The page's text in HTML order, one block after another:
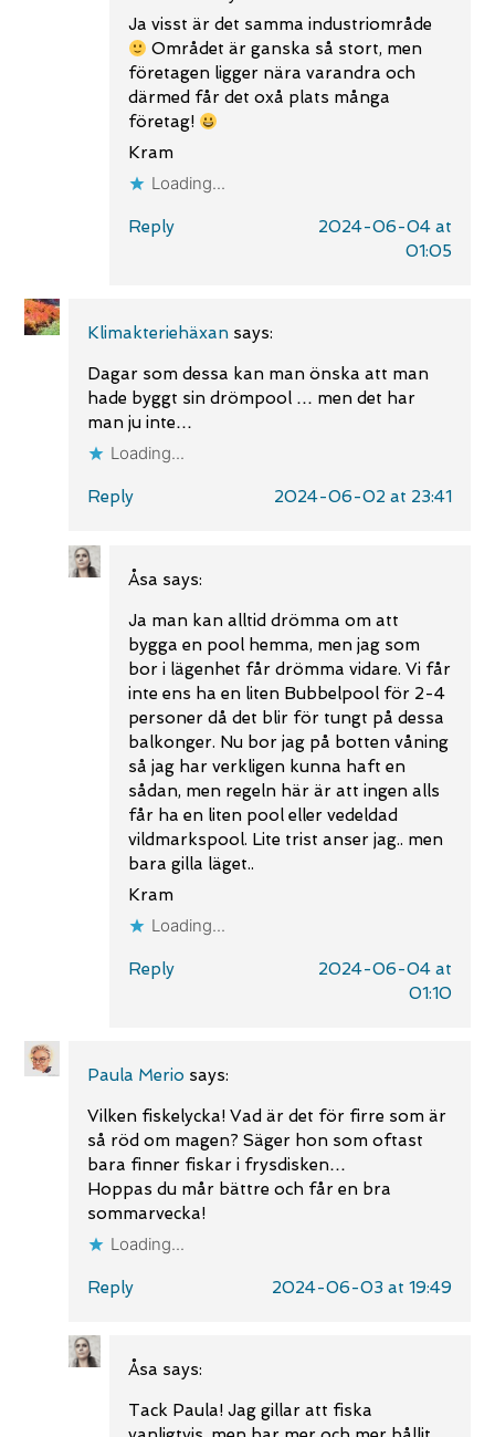
Ja visst är det samma industriområde
Området är ganska så stort, men
företagen ligger nära varandra och
därmed får det oxå plats många
företag!
Kram
Loading...
Reply
2024-06-04 at
01:05
Klimakteriehäxan says:
Dagar som dessa kan man önska att man
hade byggt sin drömpool … men det har
man ju inte…
Loading...
Reply 2024-06-02 at 23:41
Åsa says:
Ja man kan alltid drömma om att
bygga en pool hemma, men jag som
bor i lägenhet får drömma vidare. Vi får
inte ens ha en liten Bubbelpool för 2-4
personer då det blir för tungt på dessa
balkonger. Nu bor jag på botten våning
så jag har verkligen kunna haft en
sådan, men regeln här är att ingen alls
får ha en liten pool eller vedeldad
vildmarkspool. Lite trist anser jag.. men
bara gilla läget..
Kram
Loading...
Reply
2024-06-04 at
01:10
Paula Merio says:
Vilken fiskelycka! Vad är det för firre som är
så röd om magen? Säger hon som oftast
bara finner fiskar i frysdisken…
Hoppas du mår bättre och får en bra
sommarvecka!
Loading...
Reply 2024-06-03 at 19:49
Åsa says:
Tack Paula! Jag gillar att fiska